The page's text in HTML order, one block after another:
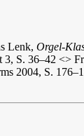
Lenk, Orgel-
3, S. 36–42 <>
2004, S.